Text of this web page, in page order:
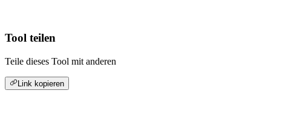
Tool teilen
Teile dieses Tool mit anderen
Link kopieren